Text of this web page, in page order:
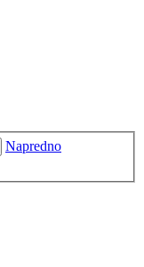
Napredno